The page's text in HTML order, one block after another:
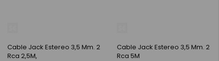
Cable Jack Estereo 3,5 Mm. 2
Rca 2,5M,
Cable Jack Estereo 3,5 Mm. 2
Rca 5M